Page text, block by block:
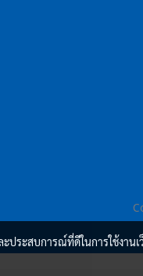
ประสบการณ์ที่ดีในการใช้งาน